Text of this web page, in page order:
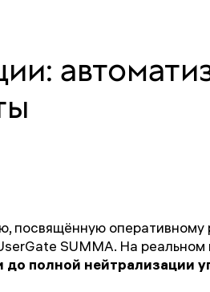
посвящённую оперативному
SUMMA. На реальном
до полной нейтрализации